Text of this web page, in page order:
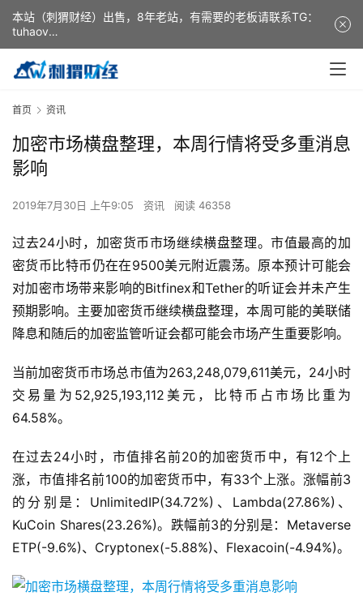
首页 资讯
加密市场横盘整理，本周行情将受多重消息
影响
2019年7月30日 上午9:05 资讯 阅读 46358
过去24小时，加密货币市场继续横盘整理。市值最高的加
密货币比特币仍在在9500美元附近震荡。原本预计可能会
对加密市场带来影响的Bitfinex和Tether的听证会并未产生
预期影响。主要加密货币继续横盘整理，本周可能的美联储
降息和随后的加密监管听证会都可能会市场产生重要影响。
当前加密货币市场总市值为263,248,079,611美元，24小时
交易量为52,925,193,112美元，比特币占市场比重为
64.58%。
在过去24小时，市值排名前20的加密货币中，有12个上
涨，市值排名前100的加密货币中，有33个上涨。涨幅前3
的分别是：UnlimitedIP(34.72%)、Lambda(27.86%)、
KuCoin Shares(23.26%)。跌幅前3的分别是：Metaverse
ETP(-9.6%)、Cryptonex(-5.88%)、Flexacoin(-4.94%)。
本站（刺猬财经）出售，8年老站，有需要的老板请联系TG：
tuhaov
This website (ciweicaijing) is for sale. It is a 8-year-old
website. If you need it, please contact TG: tuhaov